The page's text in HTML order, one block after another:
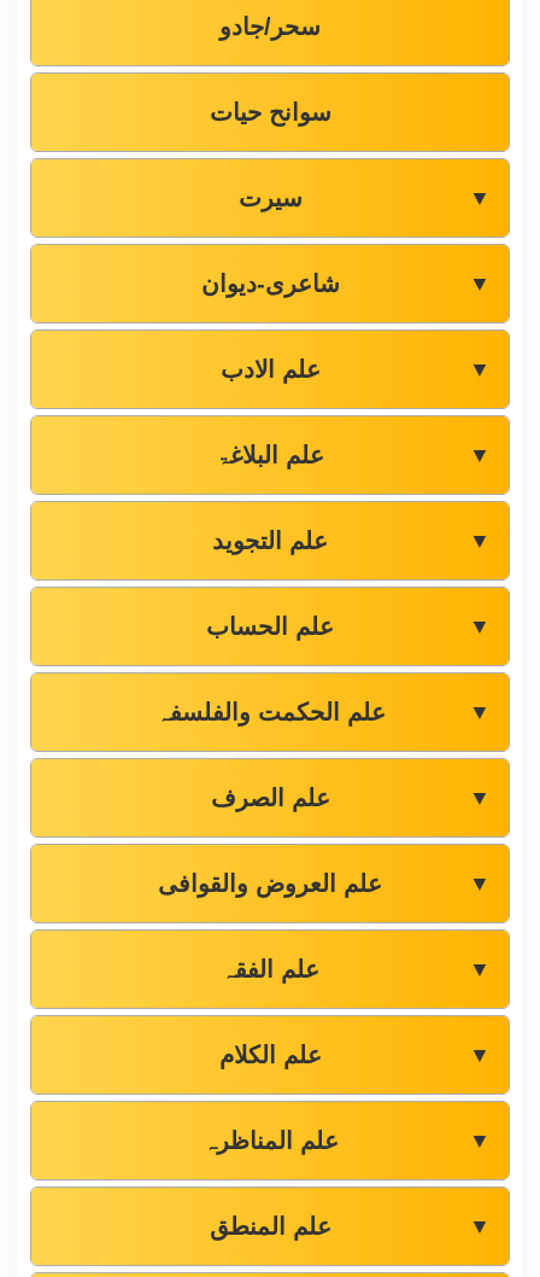
سحر/جادو
سوانح حیات
سیرت ▼
شاعری-دیوان ▼
علم الادب ▼
علم البلاغۃ ▼
علم التجوید ▼
علم الحساب ▼
علم الحکمت والفلسفہ ▼
علم الصرف ▼
علم العروض والقوافی ▼
علم الفقہ ▼
علم الکلام ▼
علم المناظرہ ▼
علم المنطق ▼